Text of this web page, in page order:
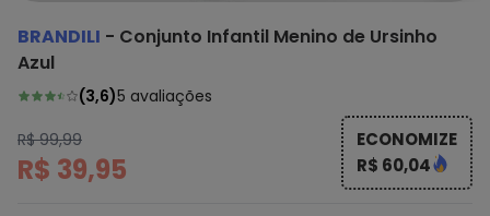
BRANDILI - Conjunto Infantil Menino de Ursinho
Azul
(3,6)5 avaliações
R$ 99,99
R$ 39,95
ECONOMIZE
R$ 60,04